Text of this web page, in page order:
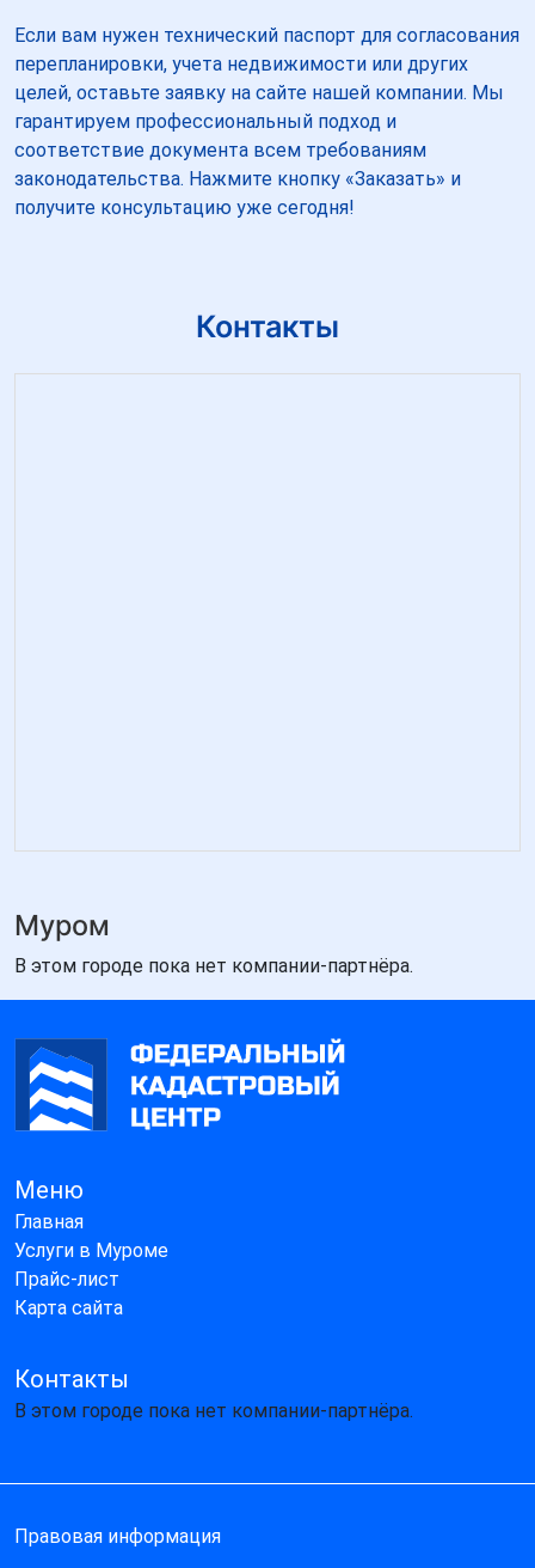
Если вам нужен технический паспорт для согласования
перепланировки, учета недвижимости или других
целей, оставьте заявку на сайте нашей компании. Мы
гарантируем профессиональный подход и
соответствие документа всем требованиям
законодательства. Нажмите кнопку «Заказать» и
получите консультацию уже сегодня!
Контакты
Муром
В этом городе пока нет компании-партнёра.
Меню
Главная
Услуги в Муроме
Прайс-лист
Карта сайта
Контакты
В этом городе пока нет компании-партнёра.
Правовая информация